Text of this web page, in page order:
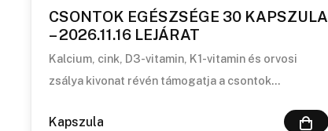
CSONTOK EGÉSZSÉGE 30 KAPSZULA
– 2026.11.16 LEJÁRAT
Kalcium, cink, D3-vitamin, K1-vitamin és orvosi
zsálya kivonat révén támogatja a csontok…
Kapszula